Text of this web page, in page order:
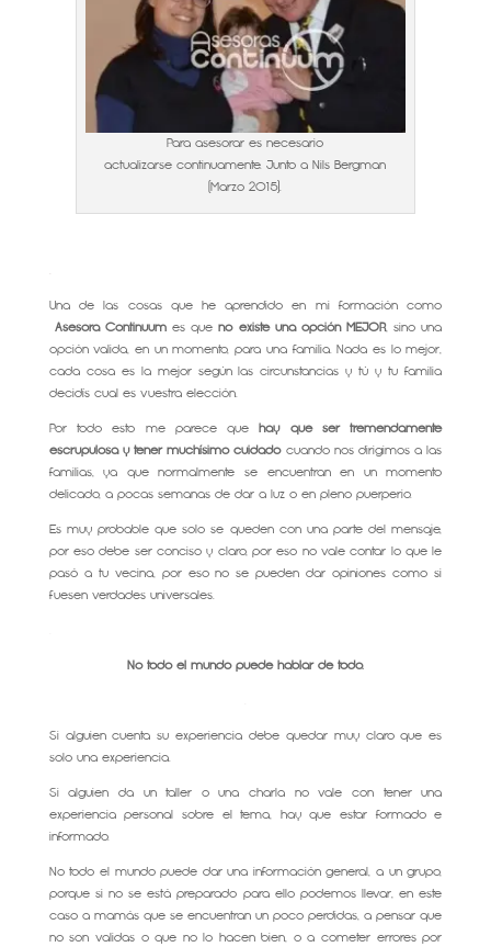
Para asesorar es necesario
actualizarse continuamente. Junto a Nils Bergman
(Marzo 2015).
Una de las cosas que he aprendido en mi formación como
Asesora Continuum es queno existe una opción MEJOR, sino una
opción valida, en un momento, para una familia. Nada es lo mejor,
cada cosa es la mejor según las circunstancias y tú y tu familia
decidís cual es vuestra elección.
Por todo esto me parece que hay que ser tremendamente
escrupulosa y tener muchísimo cuidadocuando nos dirigimos a las
familias, ya que normalmente se encuentran en un momento
delicado, a pocas semanas de dar a luz o en pleno puerperio.
Es muy probable que solo se queden con una parte del mensaje,
por eso debe ser conciso y claro, por eso no vale contar lo que le
pasó a tu vecina, por eso no se pueden dar opiniones como si
fuesen verdades universales.
No todo el mundo puede hablar de todo.
Si alguien cuenta su experiencia debe quedar muy claro que es
solo una experiencia.
Si alguien da un taller o una charla no vale con tener una
experiencia personal sobre el tema, hay que estar formado e
informado.
No todo el mundo puede dar una información general, a un grupo,
porque si no se está preparado para ello podemos llevar, en este
caso a mamás que se encuentran un poco perdidas, a pensar que
no son validas o que no lo hacen bien, o a cometer errores por